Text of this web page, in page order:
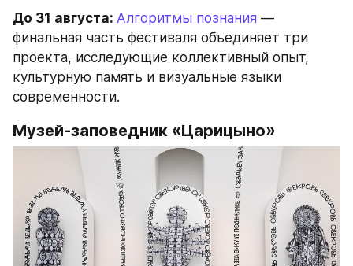
До 31 августа: Алгоритмы познания —
финальная часть фестиваля объединяет три
проекта, исследующие коллективный опыт,
культурную память и визуальные языки
современности.
Музей-заповедник «Царицыно»